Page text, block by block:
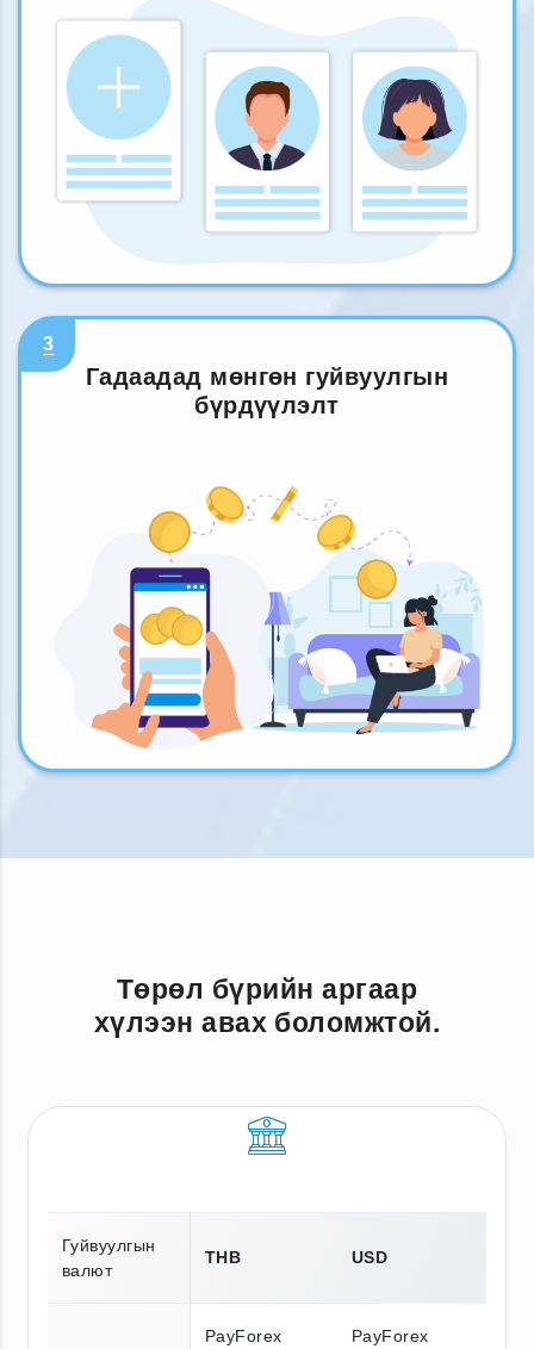
3
Гадаадад мөнгөн гуйвуулгын
бүрдүүлэлт
Төрөл бүрийн аргаар
хүлээн авах боломжтой.
Гуйвуулгын
валют
THB USD
PayForex
PayForex